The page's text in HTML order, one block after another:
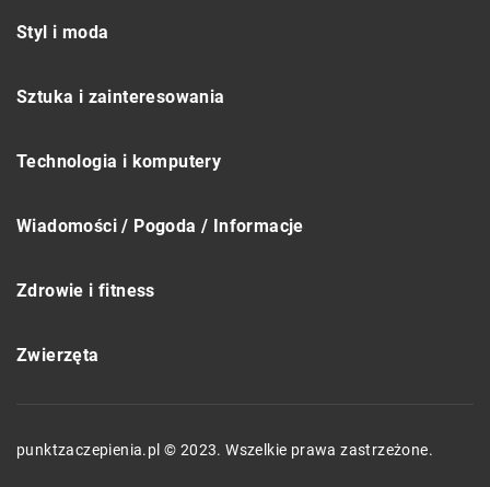
Styl i moda
Sztuka i zainteresowania
Technologia i komputery
Wiadomości / Pogoda / Informacje
Zdrowie i fitness
Zwierzęta
punktzaczepienia.pl © 2023. Wszelkie prawa zastrzeżone.